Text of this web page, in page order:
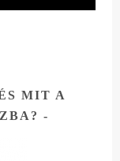
MIT A